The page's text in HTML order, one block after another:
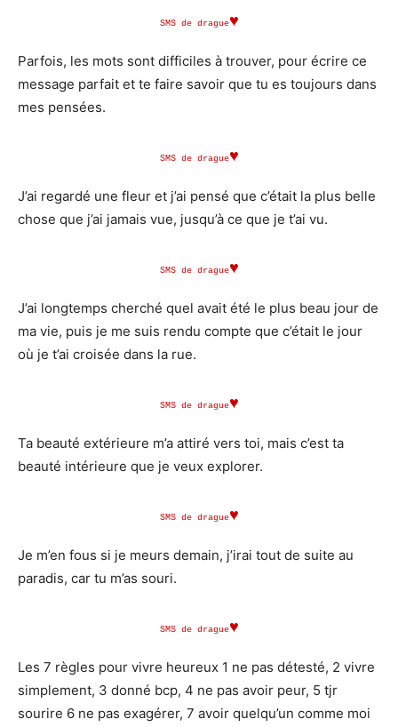
SMS de drague♥
Parfois, les mots sont difficiles à trouver, pour écrire ce
message parfait et te faire savoir que tu es toujours dans
mes pensées.
SMS de drague♥
J’ai regardé une fleur et j’ai pensé que c’était la plus belle
chose que j’ai jamais vue, jusqu’à ce que je t’ai vu.
SMS de drague♥
J’ai longtemps cherché quel avait été le plus beau jour de
ma vie, puis je me suis rendu compte que c’était le jour
où je t’ai croisée dans la rue.
SMS de drague♥
Ta beauté extérieure m’a attiré vers toi, mais c’est ta
beauté intérieure que je veux explorer.
SMS de drague♥
Je m’en fous si je meurs demain, j’irai tout de suite au
paradis, car tu m’as souri.
SMS de drague♥
Les 7 règles pour vivre heureux 1 ne pas détesté, 2 vivre
simplement, 3 donné bcp, 4 ne pas avoir peur, 5 tjr
sourire 6 ne pas exagérer, 7 avoir quelqu’un comme moi